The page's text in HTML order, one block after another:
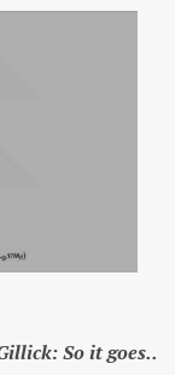
So it goes..